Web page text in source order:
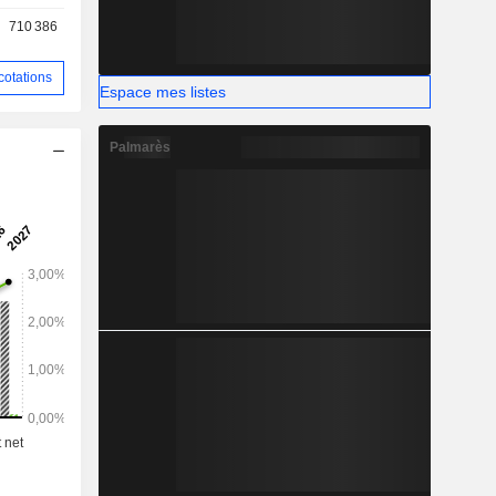
et de
710 386
Espace mes listes
Palmarès